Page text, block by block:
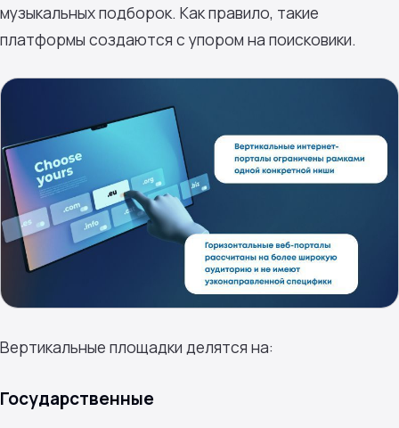
музыкальных подборок. Как правило, такие
платформы создаются с упором на поисковики.
Вертикальные площадки делятся на:
Государственные